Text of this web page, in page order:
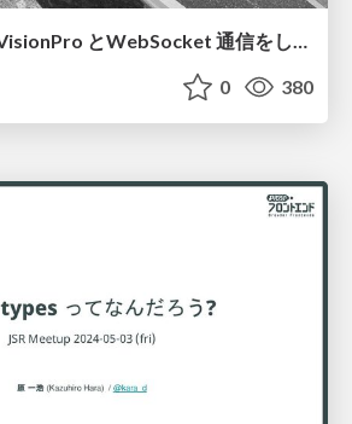
Vapor を使って VisionPro とWebSocket 通信をしてみる
0 380